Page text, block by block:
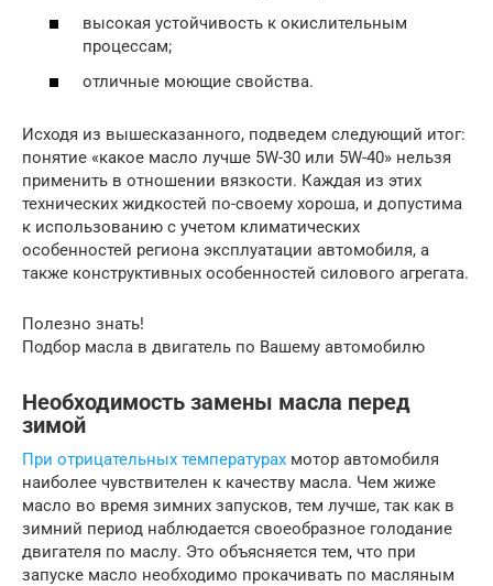
высокая устойчивость к окислительным
процессам;
отличные моющие свойства.
Исходя из вышесказанного, подведем следующий итог:
понятие «какое масло лучше 5W-30 или 5W-40» нельзя
применить в отношении вязкости. Каждая из этих
технических жидкостей по-своему хороша, и допустима
к использованию с учетом климатических
особенностей региона эксплуатации автомобиля, а
также конструктивных особенностей силового агрегата.
Полезно знать!
Подбор масла в двигатель по Вашему автомобилю
Необходимость замены масла перед
зимой
При отрицательных температурах мотор автомобиля
наиболее чувствителен к качеству масла. Чем жиже
масло во время зимних запусков, тем лучше, так как в
зимний период наблюдается своеобразное голодание
двигателя по маслу. Это объясняется тем, что при
запуске масло необходимо прокачивать по масляным